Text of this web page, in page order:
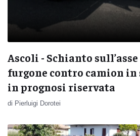
Ascoli - Schianto
furgone contro camion in
in prognosi riservata
di Pierluigi Dorotei